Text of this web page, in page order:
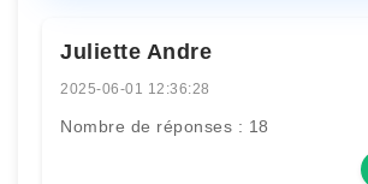
Juliette Andre
2025-06-01 12:36:28
Nombre de réponses : 18